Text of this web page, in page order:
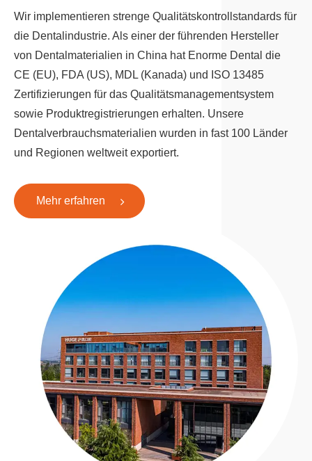
Wir implementieren strenge Qualitätskontrollstandards für
die Dentalindustrie. Als einer der führenden Hersteller
von Dentalmaterialien in China hat Enorme Dental die
CE (EU), FDA (US), MDL (Kanada) und ISO 13485
Zertifizierungen für das Qualitätsmanagementsystem
sowie Produktregistrierungen erhalten. Unsere
Dentalverbrauchsmaterialien wurden in fast 100 Länder
und Regionen weltweit exportiert.
Mehr erfahren